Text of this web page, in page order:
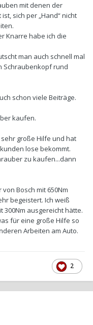
mit denen der
sich per „Hand“ nicht
Knarre habe ich die
man auch schnell mal
Schraubenkopf rund
schon viele Beiträge.
kaufen.
große Hilfe und hat
lose bekommt.
zu kaufen...dann
Bosch mit 650Nm
begeistert. Ich weiß
300Nm ausgereicht hätte.
für eine große Hilfe so
Arbeiten am Auto.
2